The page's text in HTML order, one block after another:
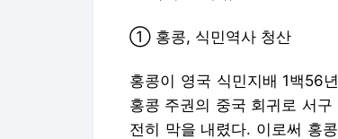
① 홍콩, 식민역사 청산
홍콩이 영국 식민지배 1백56
홍콩 주권의 중국 회귀로 서
전히 막을 내렸다. 이로써 홍